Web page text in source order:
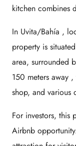
kitchen combines
In Uvita/Bahía ,
property is
area, surrounded
150 meters away ,
shop, and various
For investors, this
Airbnb